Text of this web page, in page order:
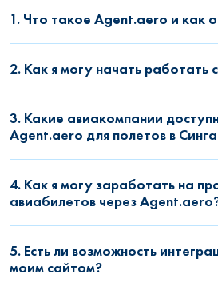
1. Что такое Agent.aero и как
2. Как я могу начать работать
3. Какие авиакомпании
Agent.aero для полетов в
4. Как я могу заработать на
авиабилетов через
5. Есть ли возможность
моим сайтом?